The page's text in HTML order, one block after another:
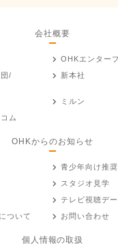
会社概要
OHKエンター
/
新本社
ミルン
ム
OHKからのお知らせ
青少年向け推奨
スタジオ見学
テレビ視聴デ
ついて
お問い合わせ
個人情報の取扱